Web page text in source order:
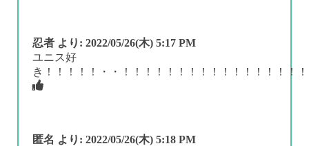
忍者 より: 2022/05/26(木) 5:17 PM
ユニス好
き！！！！！・・！！！！！！！！！！！！！！！！
匿名 より: 2022/05/26(木) 5:18 PM